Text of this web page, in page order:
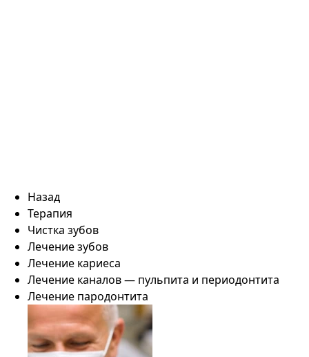
Назад
Терапия
Чистка зубов
Лечение зубов
Лечение кариеса
Лечение каналов — пульпита и периодонтита
Лечение пародонтита